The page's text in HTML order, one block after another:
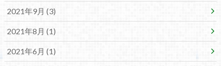
2021年9月 (3)
2021年8月 (1)
2021年6月 (1)